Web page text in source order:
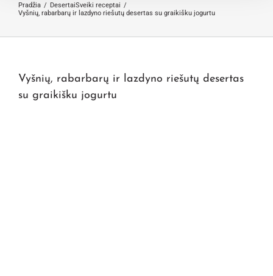
Pradžia DesertaiSveiki receptai
Vyšnių, rabarbarų ir lazdyno riešutų desertas su graikišku jogurtu
Vyšnių, rabarbarų ir lazdyno riešutų desertas
su graikišku jogurtu